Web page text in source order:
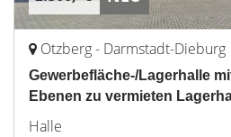
Otzberg - Darmstadt-Dieburg
Gewerbefläche-/Lagerhalle
Ebenen zu vermieten
Halle